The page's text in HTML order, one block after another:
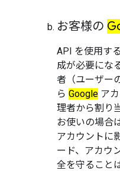
お客様の
API を使用す
成が必要にな
者（ユーザー
ら Google ア
理者から割り
お使いの場合
アカウントに
ード、アカウ
全を守ること